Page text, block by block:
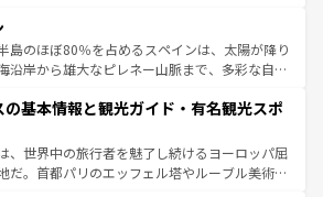
カーナの美しい田園風景やアマルフィ海岸の絶
然景観も見逃せない。観光の合間には、本場の
タなど、絶品のイタリア料理を堪能することも
るイタリアで、忘れられない旅をしてみよう！
のイタリア情報は
島のほぼ80％を占めるスペインは、太陽が降り
沿岸から雄大なピレネー山脈まで、多彩な自然
くこの国では、情熱的なフラメンコ、熱気あふ
そして美味しいタパスが生活の一部となってい
ドリードの洗練された雰囲気や、バルセロナの
れた街角から、地方では古代ローマ遺跡や中世
の基本情報と観光ガイド・有名観光スポ
、世界中の旅行者を魅了し続けるヨーロッパ屈
だ。首都パリのエッフェル塔やルーブル美術館